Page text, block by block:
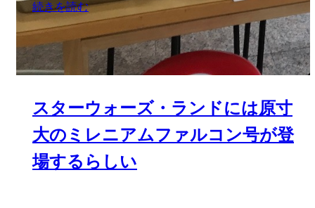
続きを読む
スターウォーズ・ランドには原寸
大のミレニアムファルコン号が登
場するらしい